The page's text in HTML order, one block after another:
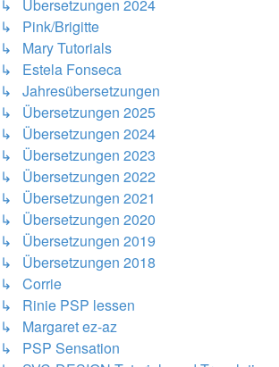
↳ Übersetzungen 2024
↳ Pink/Brigitte
↳ Mary Tutorials
↳ Estela Fonseca
↳ Jahresübersetzungen
↳ Übersetzungen 2025
↳ Übersetzungen 2024
↳ Übersetzungen 2023
↳ Übersetzungen 2022
↳ Übersetzungen 2021
↳ Übersetzungen 2020
↳ Übersetzungen 2019
↳ Übersetzungen 2018
↳ Corrie
↳ Rinie PSP lessen
↳ Margaret ez-az
↳ PSP Sensation